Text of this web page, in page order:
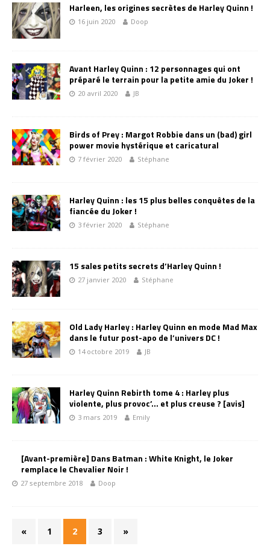
Harleen, les origines secrètes de Harley Quinn !
16 juin 2020 Doop
Avant Harley Quinn : 12 personnages qui ont
préparé le terrain pour la petite amie du Joker !
20 avril 2020 JB
Birds of Prey : Margot Robbie dans un (bad) girl
power movie hystérique et caricatural
7 février 2020 Stéphane
Harley Quinn : les 15 plus belles conquêtes de la
fiancée du Joker !
3 février 2020 Stéphane
15 sales petits secrets d’Harley Quinn !
27 janvier 2020 Stéphane
Old Lady Harley : Harley Quinn en mode Mad Max
dans le futur post-apo de l’univers DC !
14 octobre 2019 JB
Harley Quinn Rebirth tome 4 : Harley plus
violente, plus provoc’… et plus creuse ? [avis]
3 mars 2019 Emily
[Avant-première] Dans Batman : White Knight, le Joker
remplace le Chevalier Noir !
27 septembre 2018 Doop
« 1 2 3 »